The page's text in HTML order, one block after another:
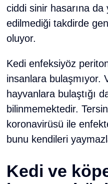
ciddi sinir hasarına da
edilmediği takdirde
oluyor.
Kedi enfeksiyöz
insanlara bulaşmıyor.
hayvanlara bulaştığı
bilinmemektedir.
koronavirüsü ile
bunu kendileri
Kedi ve